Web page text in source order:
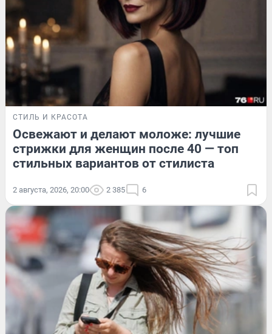
СТИЛЬ И КРАСОТА
Освежают и делают моложе: лучшие
стрижки для женщин после 40 — топ
стильных вариантов от стилиста
2 августа, 2026, 20:00 2 385 6